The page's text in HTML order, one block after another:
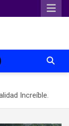
Increíble.